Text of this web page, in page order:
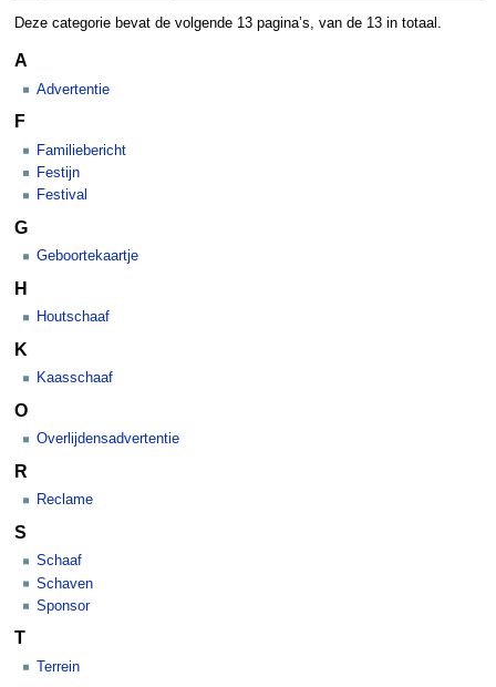
Deze categorie bevat de volgende 13 pagina’s, van de 13 in totaal.
A
Advertentie
F
Familiebericht
Festijn
Festival
G
Geboortekaartje
H
Houtschaaf
K
Kaasschaaf
O
Overlijdensadvertentie
R
Reclame
S
Schaaf
Schaven
Sponsor
T
Terrein